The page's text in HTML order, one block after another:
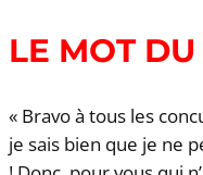
LE MOT
« Bravo à tous les
je sais bien que je ne